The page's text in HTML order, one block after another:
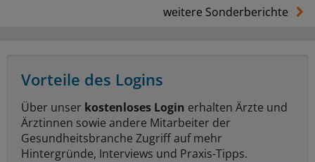
weitere Sonderberichte
Vorteile des Logins
Über unser kostenloses Login erhalten Ärzte und
Ärztinnen sowie andere Mitarbeiter der
Gesundheitsbranche Zugriff auf mehr
Hintergründe, Interviews und Praxis-Tipps.